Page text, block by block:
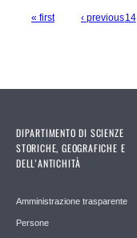
« first ‹ previous14
DIPARTIMENTO DI SCIENZE
STORICHE, GEOGRAFICHE E
DELL’ANTICHITÀ
Amministrazione trasparente
Persone